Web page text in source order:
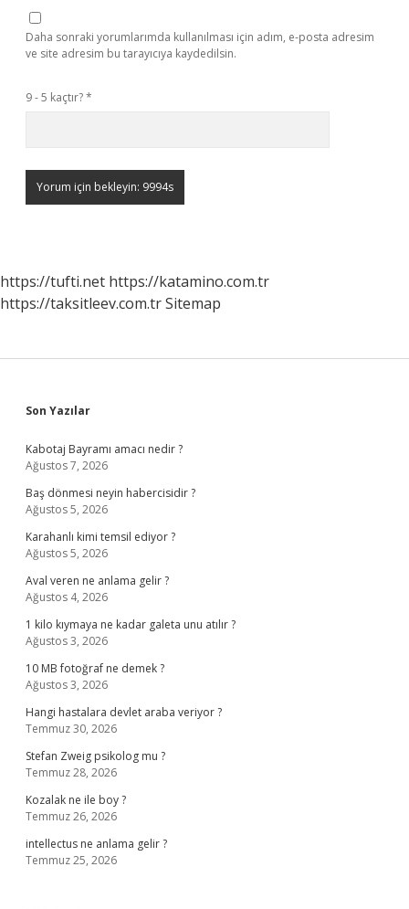
Daha sonraki yorumlarımda kullanılması için adım, e-posta adresim
ve site adresim bu tarayıcıya kaydedilsin.
9 - 5 kaçtır?*
https://tufti.net https://katamino.com.tr
https://taksitleev.com.trSitemap
Sidebar
Son Yazılar
Kabotaj Bayramı amacı nedir ?
Ağustos 7, 2026
Baş dönmesi neyin habercisidir ?
Ağustos 5, 2026
Karahanlı kimi temsil ediyor ?
Ağustos 5, 2026
Aval veren ne anlama gelir ?
Ağustos 4, 2026
1 kilo kıymaya ne kadar galeta unu atılır ?
Ağustos 3, 2026
10 MB fotoğraf ne demek ?
Ağustos 3, 2026
Hangi hastalara devlet araba veriyor ?
Temmuz 30, 2026
Stefan Zweig psikolog mu ?
Temmuz 28, 2026
Kozalak ne ile boy ?
Temmuz 26, 2026
intellectus ne anlama gelir ?
Temmuz 25, 2026